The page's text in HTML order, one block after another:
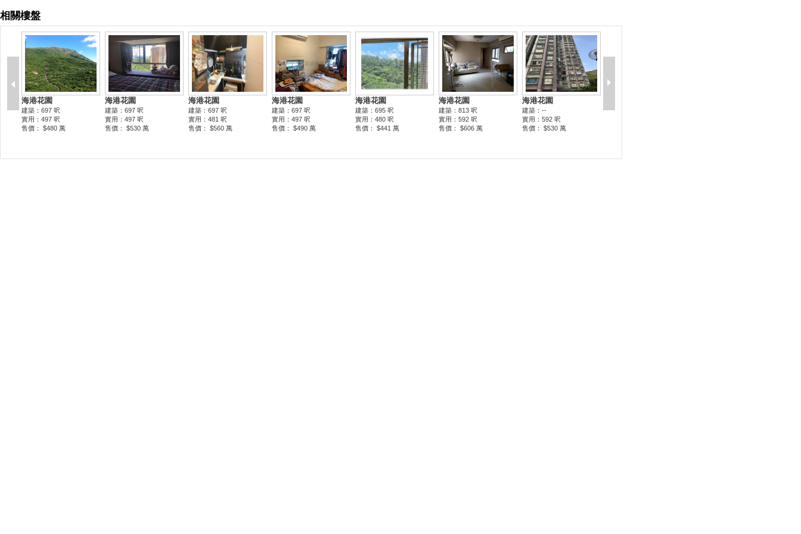
相關樓盤
海港花園
建築：697 呎
實用：497 呎
售價： $480 萬
海港花園
建築：697 呎
實用：497 呎
售價： $530 萬
海港花園
建築：697 呎
實用：481 呎
售價： $560 萬
海港花園
建築：697 呎
實用：497 呎
售價： $490 萬
海港花園
建築：695 呎
實用：480 呎
售價： $441 萬
海港花園
建築：813 呎
實用：592 呎
售價： $606 萬
海港花園
建築：--
實用：592 呎
售價： $530 萬